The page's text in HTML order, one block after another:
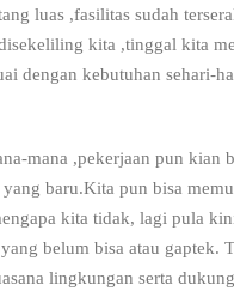
luas ,fasilitas sudah
kita ,tinggal kita
dengan kebutuhan sehari-
mana ,pekerjaan pun kian
baru.Kita pun bisa
kita tidak, lagi pula
belum bisa atau gaptek.
lingkungan serta